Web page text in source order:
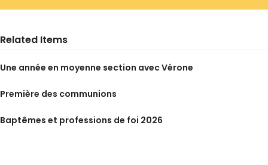
Related Items
Une année en moyenne section avec Vérone
Première des communions
Baptêmes et professions de foi 2026